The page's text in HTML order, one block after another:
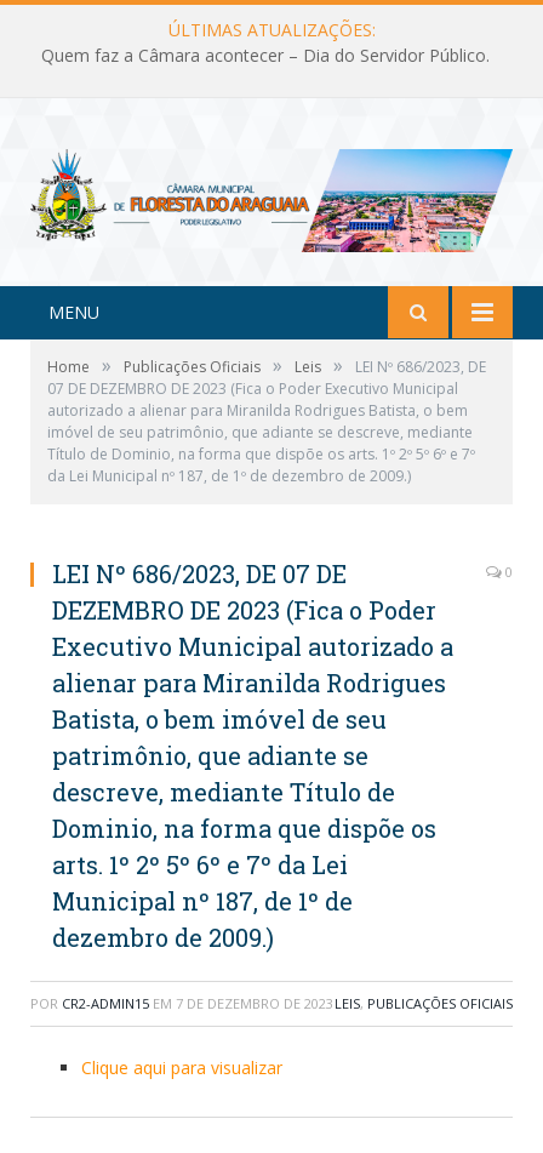
ÚLTIMAS ATUALIZAÇÕES:
Quem faz a Câmara acontecer – Dia do Servidor Público.
MENU
Home » Publicações Oficiais » Leis »
LEI Nº 686/2023, DE
07 DE DEZEMBRO DE 2023 (Fica o Poder Executivo Municipal
autorizado a alienar para Miranilda Rodrigues Batista, o bem
imóvel de seu patrimônio, que adiante se descreve, mediante
Título de Dominio, na forma que dispõe os arts. 1º 2º 5º 6º e 7º
da Lei Municipal nº 187, de 1º de dezembro de 2009.)
LEI Nº 686/2023, DE 07 DE
DEZEMBRO DE 2023 (Fica o Poder
Executivo Municipal autorizado a
alienar para Miranilda Rodrigues
Batista, o bem imóvel de seu
patrimônio, que adiante se
descreve, mediante Título de
Dominio, na forma que dispõe os
arts. 1º 2º 5º 6º e 7º da Lei
Municipal nº 187, de 1º de
dezembro de 2009.)
0
POR CR2-ADMIN15 EM 7 DE DEZEMBRO DE 2023 LEIS, PUBLICAÇÕES OFICIAIS
Clique aqui para visualizar